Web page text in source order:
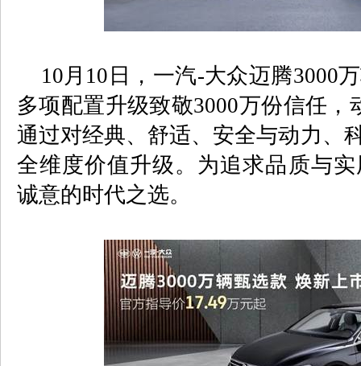
10月 10 日，一汽-大众迈腾3000
多项配置升级致敬3000万份信任，
通过对经典、舒适、安全与动力、
全维度价值升级。为追求品质与
诚意的时代之选。